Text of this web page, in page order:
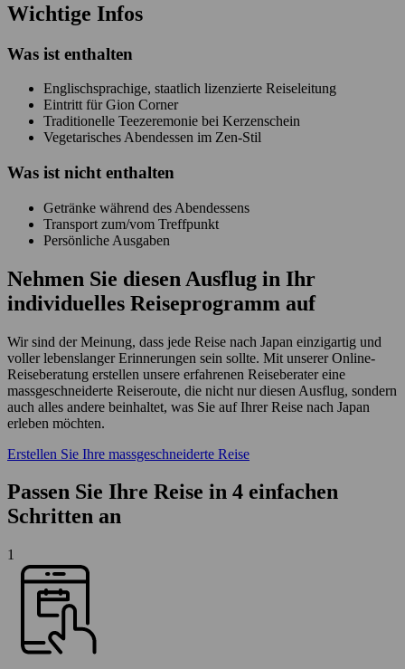
Wichtige Infos
Was ist enthalten
Englischsprachige, staatlich lizenzierte Reiseleitung
Eintritt für Gion Corner
Traditionelle Teezeremonie bei Kerzenschein
Vegetarisches Abendessen im Zen-Stil
Was ist nicht enthalten
Getränke während des Abendessens
Transport zum/vom Treffpunkt
Persönliche Ausgaben
Nehmen Sie diesen Ausflug in Ihr
individuelles Reiseprogramm auf
Wir sind der Meinung, dass jede Reise nach Japan einzigartig und
voller lebenslanger Erinnerungen sein sollte. Mit unserer Online-
Reiseberatung erstellen unsere erfahrenen Reiseberater eine
massgeschneiderte Reiseroute, die nicht nur diesen Ausflug, sondern
auch alles andere beinhaltet, was Sie auf Ihrer Reise nach Japan
erleben möchten.
Erstellen Sie Ihre massgeschneiderte Reise
Passen Sie Ihre Reise in 4 einfachen
Schritten an
1